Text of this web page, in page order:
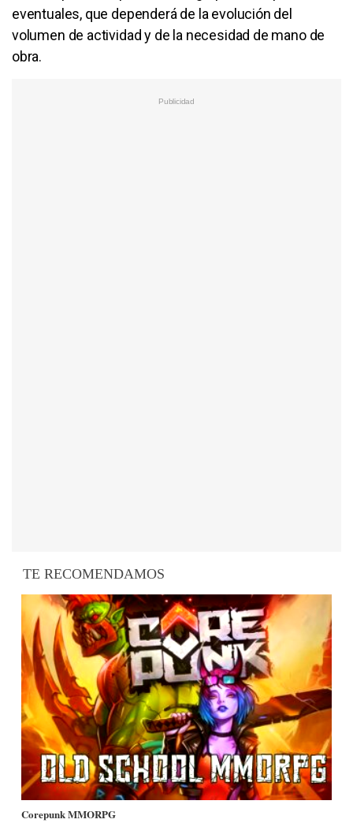
eventuales, que dependerá de la evolución del
volumen de actividad y de la necesidad de mano de
obra.
TE RECOMENDAMOS
Corepunk MMORPG